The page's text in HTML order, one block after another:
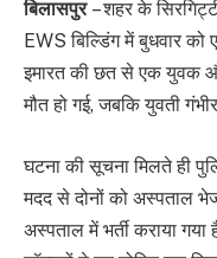
बिलासपुर – शहर के
EWS बिल्डिंग में बुधवार को
इमारत की छत से एक युवक
मौत हो गई, जबकि युवती
घटना की सूचना मिलते ही
मदद से दोनों को अस्पताल
अस्पताल में भर्ती कराया